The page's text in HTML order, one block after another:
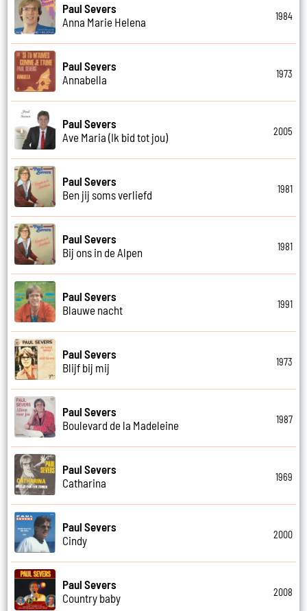
Paul Severs
Anna Marie Helena
1984
Paul Severs
Annabella
1973
Paul Severs
Ave Maria (Ik bid tot jou)
2005
Paul Severs
Ben jij soms verliefd
1981
Paul Severs
Bij ons in de Alpen
1981
Paul Severs
Blauwe nacht
1991
Paul Severs
Blijf bij mij
1973
Paul Severs
Boulevard de la Madeleine
1987
Paul Severs
Catharina
1969
Paul Severs
Cindy
2000
Paul Severs
Country baby
2008